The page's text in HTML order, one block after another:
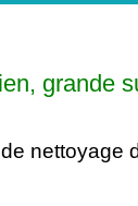
, grande
nettoyage